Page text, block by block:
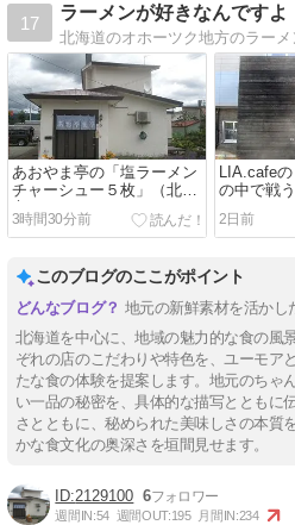
17
ラーメンが好きなんですよ
あおやま亭の「塩ラーメン
チャーシュー５枚」（北見
市）
3時間30分前
LIA.cafe
の中で戦
ジーを」
ー」（網走
2日前
このブログのここがポイント
地元の新鮮素材を活かし
北海道を中心に、地域の魅力的な食の風
ぞれの店のこだわりや特色を、ユーモア
たな食の体験を提案します。地元のちゃ
い一品の秘密を、具体的な描写とともに
さとともに、秘められた美味しさの本質
かな食文化の奥深さを垣間見せます。
2129100 6
週間IN:54 週間OUT:195 月間IN:234